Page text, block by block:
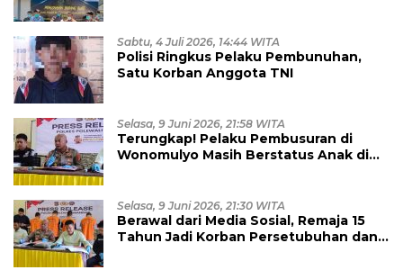
Sabtu, 4 Juli 2026, 14:44 WITA
Polisi Ringkus Pelaku Pembunuhan,
Satu Korban Anggota TNI
Selasa, 9 Juni 2026, 21:58 WITA
Terungkap! Pelaku Pembusuran di
Wonomulyo Masih Berstatus Anak di
Selasa, 9 Juni 2026, 21:30 WITA
Berawal dari Media Sosial, Remaja 15
Tahun Jadi Korban Persetubuhan dan